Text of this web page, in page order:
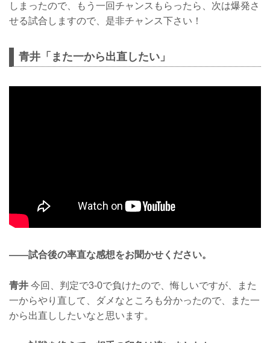
しまったので、もう一回チャンスもらったら、次は爆発さ
せる試合しますので、是非チャンス下さい！
青井「また一から出直したい」
——試合後の率直な感想をお聞かせください。
青井 今回、判定で3-0で負けたので、悔しいですが、また
一からやり直して、ダメなところも分かったので、また一
から出直ししたいなと思います。